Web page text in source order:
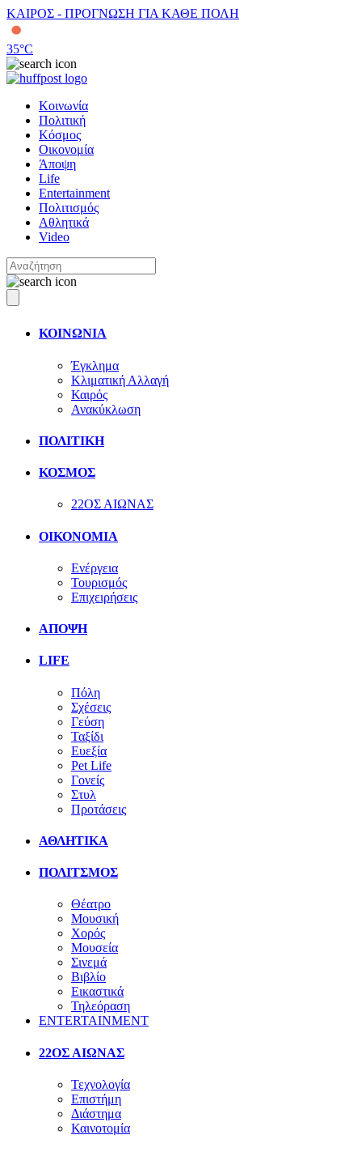
ΚΑΙΡΟΣ - ΠΡΟΓΝΩΣΗ ΓΙΑ ΚΑΘΕ ΠΟΛΗ
35°C
Κοινωνία
Πολιτική
Κόσμος
Οικονομία
Άποψη
Life
Entertainment
Πολιτισμός
Αθλητικά
Video
ΚΟΙΝΩΝΙΑ
Έγκλημα
Κλιματική Αλλαγή
Καιρός
Ανακύκλωση
ΠΟΛΙΤΙΚΗ
ΚΟΣΜΟΣ
22ΟΣ ΑΙΩΝΑΣ
ΟΙΚΟΝΟΜΙΑ
Ενέργεια
Τουρισμός
Επιχειρήσεις
ΑΠΟΨΗ
LIFE
Πόλη
Σχέσεις
Γεύση
Ταξίδι
Ευεξία
Pet Life
Γονείς
Στυλ
Προτάσεις
ΑΘΛΗΤΙΚΑ
ΠΟΛΙΤΣΜΟΣ
Θέατρο
Μουσική
Χορός
Μουσεία
Σινεμά
Βιβλίο
Εικαστικά
Τηλεόραση
ENTERTAINMENT
22ΟΣ ΑΙΩΝΑΣ
Τεχνολογία
Επιστήμη
Διάστημα
Καινοτομία